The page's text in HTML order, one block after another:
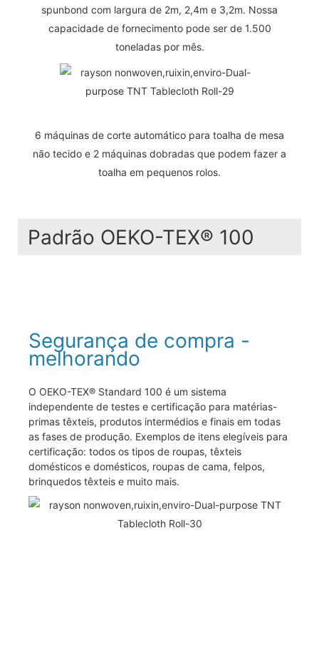
spunbond com largura de 2m, 2,4m e 3,2m. Nossa
capacidade de fornecimento pode ser de 1.500
toneladas por mês.
6 máquinas de corte automático para toalha de mesa
não tecido e 2 máquinas dobradas que podem fazer a
toalha em pequenos rolos.
Padrão OEKO-TEX® 100
Segurança de compra -
melhorando
O OEKO-TEX® Standard 100 é um sistema
independente de testes e certificação para matérias-
primas têxteis, produtos intermédios e finais em todas
as fases de produção. Exemplos de itens elegíveis para
certificação: todos os tipos de roupas, têxteis
domésticos e domésticos, roupas de cama, felpos,
brinquedos têxteis e muito mais.